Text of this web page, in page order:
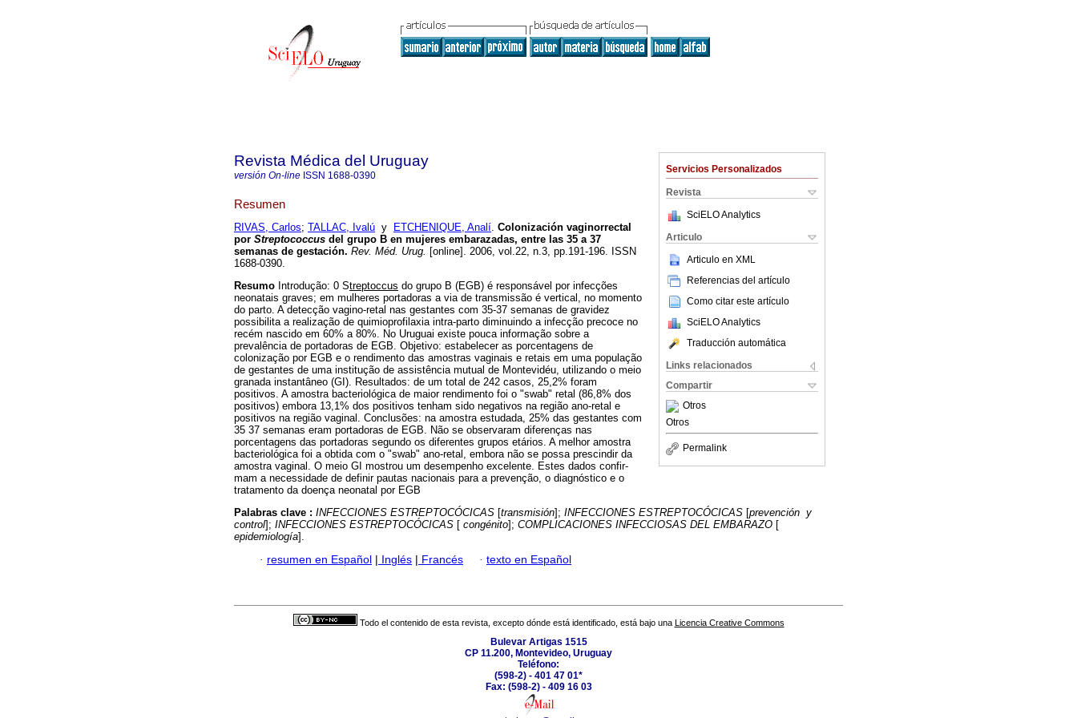
Servicios Personalizados
Revista
SciELO Analytics
Articulo
Articulo en XML
Referencias del artículo
Como citar este artículo
SciELO Analytics
Traducción automática
Links relacionados
Compartir
Otros
Otros
Permalink
Revista Médica del Uruguay
versión On-line ISSN 1688-0390
Resumen
RIVAS, Carlos; TALLAC, Ivalú y ETCHENIQUE, Analí. Colonización vaginorrectal
por Streptococcus del grupo B en mujeres embarazadas, entre las 35 a 37
semanas de gestación. Rev. Méd. Urug. [online]. 2006, vol.22, n.3, pp.191-196. ISSN
1688-0390.
Resumo Introdução: 0 Streptoccus do grupo B (EGB) é responsável por infecções
neonatais graves; em mulheres portadoras a via de transmissão é vertical, no momento
do parto. A detecção vagino-retal nas gestantes com 35-37 semanas de gravidez
possibilita a realização de quimioprofilaxia intra-parto diminuindo a infecção precoce no
recém nascido em 60% a 80%. No Uruguai existe pouca informação sobre a
prevalência de portadoras de EGB. Objetivo: estabelecer as porcentagens de
colonização por EGB e o rendimento das amostras vaginais e retais em uma população
de gestantes de uma institução de assistência mutual de Montevidéu, utilizando o meio
granada instantâneo (GI). Resultados: de um total de 242 casos, 25,2% foram
positivos. A amostra bacteriológica de maior rendimento foi o "swab" retal (86,8% dos
positivos) embora 13,1% dos positivos tenham sido negativos na região ano-retal e
positivos na região vaginal. Conclusões: na amostra estudada, 25% das gestantes com
35 37 semanas eram portadoras de EGB. Não se observaram diferenças nas
porcentagens das portadoras segundo os diferentes grupos etários. A melhor amostra
bacteriológica foi a obtida com o "swab" ano-retal, embora não se possa prescindir da
amostra vaginal. O meio GI mostrou um desempenho excelente. Estes dados confir-
mam a necessidade de definir pautas nacionais para a prevenção, o diagnóstico e o
tratamento da doença neonatal por EGB
Palabras clave : INFECCIONES ESTREPTOCÓCICAS [transmisión]; INFECCIONES ESTREPTOCÓCICAS [prevención y
control]; INFECCIONES ESTREPTOCÓCICAS [ congénito]; COMPLICACIONES INFECCIOSAS DEL EMBARAZO [
epidemiología].
· resumen en Español | Inglés | Francés · texto en Español
Todo el contenido de esta revista, excepto dónde está identificado, está bajo una Licencia Creative Commons
Bulevar Artigas 1515
CP 11.200, Montevideo, Uruguay
Teléfono:
(598-2) - 401 47 01*
Fax: (598-2) - 409 16 03